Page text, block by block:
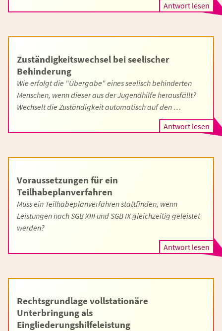
Antwort lesen
Zuständigkeitswechsel bei seelischer
Behinderung
Wie erfolgt die "Übergabe" eines seelisch behinderten
Menschen, wenn dieser aus der Jugendhilfe herausfällt?
Wechselt die Zuständigkeit automatisch auf den …
Antwort lesen
Voraussetzungen für ein
Teilhabeplanverfahren
Muss ein Teilhabeplanverfahren stattfinden, wenn
Leistungen nach SGB XIII und SGB IX gleichzeitig geleistet
werden?
Antwort lesen
Rechtsgrundlage vollstationäre
Unterbringung als
Eingliederungshilfeleistung